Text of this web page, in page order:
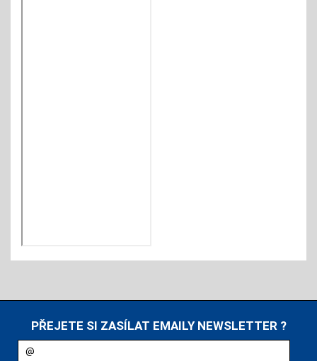
PŘEJETE SI ZASÍLAT EMAILY NEWSLETTER ?